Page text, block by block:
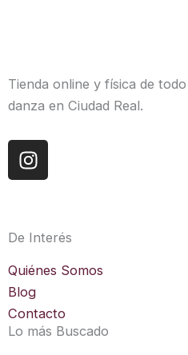
Tienda online y física de
danza en Ciudad Real.
I
n
a
g
r
a
m
De Interés
Quiénes Somos
Blog
Contacto
Lo más Buscado